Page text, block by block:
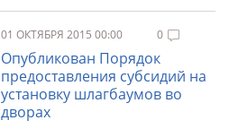
01 ОКТЯБРЯ 2015 00:00 0
Опубликован Порядок
предоставления субсидий на
установку шлагбаумов во
дворах